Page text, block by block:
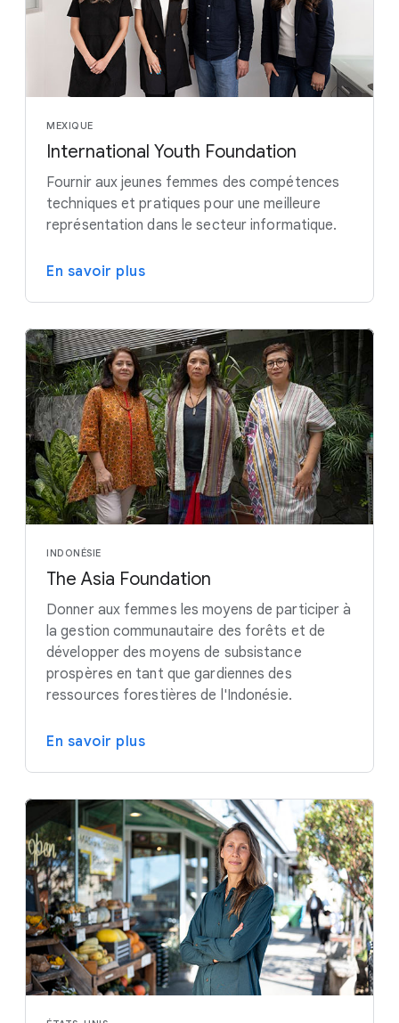
MEXIQUE
International Youth Foundation
Fournir aux jeunes femmes des compétences
techniques et pratiques pour une meilleure
représentation dans le secteur informatique.
En savoir plus
INDONÉSIE
The Asia Foundation
Donner aux femmes les moyens de participer à
la gestion communautaire des forêts et de
développer des moyens de subsistance
prospères en tant que gardiennes des
ressources forestières de l'Indonésie.
En savoir plus